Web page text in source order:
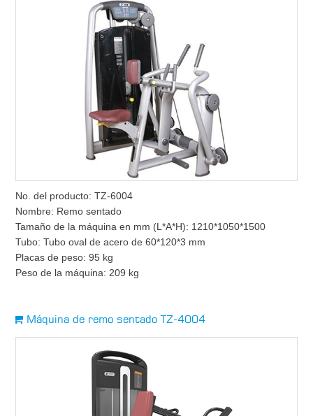
No. del producto: TZ-6004
Nombre: Remo sentado
Tamaño de la máquina en mm (L*A*H): 1210*1050*1500
Tubo: Tubo oval de acero de 60*120*3 mm
Placas de peso: 95 kg
Peso de la máquina: 209 kg
Máquina de remo sentado TZ-4004